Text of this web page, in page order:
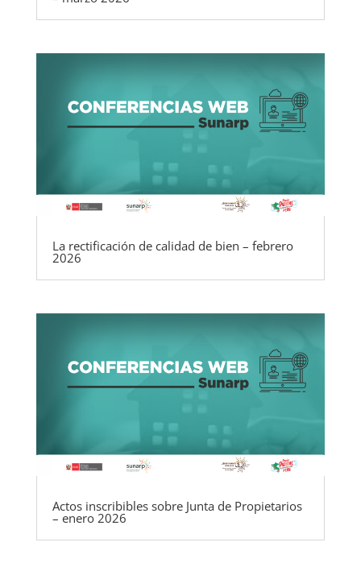
La rectificación de calidad de bien – febrero
2026
Actos inscribibles sobre Junta de Propietarios
– enero 2026